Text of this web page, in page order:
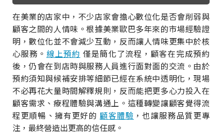
在美業的店家中，不少店家會擔心數位化是否會削弱與
顧客之間的人情味。根據美業歐巴多年來的市場經驗證
明，數位化並不會減少互動，反而讓人情味更集中於核
心服務。 線上預約 僅是簡化了流程，顧客在完成預約
後，仍會在到店時與服務人員進行面對面的交流。由於
預約須知與候補安排等細節已經在系統中透明化，現場
不必再花大量時間解釋規則，反而能把更多心力投入在
顧客需求、療程體驗與溝通上。這種轉變讓顧客覺得流
程更順暢、擁有更好的 顧客體驗 ，也讓服務品質更專
注，最終營造出更高的信任感。